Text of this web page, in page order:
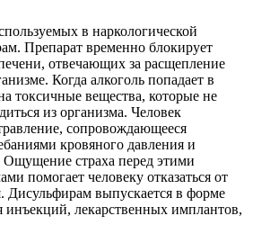
в наркологической
Препарат временно блокирует
отвечающих за расщепление
Когда алкоголь попадает в
токсичные вещества, которые не
из организма. Человек
сопровождающееся
кровяного давления и
страха перед этими
помогает человеку отказаться от
Дисульфирам выпускается в форме
инъекций, лекарственных имплантов,